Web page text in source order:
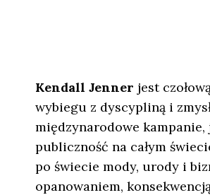
Kendall Jenner jest
wybiegu z dyscypliną i
międzynarodowe kampanie,
publiczność na całym
po świecie mody, urody i
opanowaniem,